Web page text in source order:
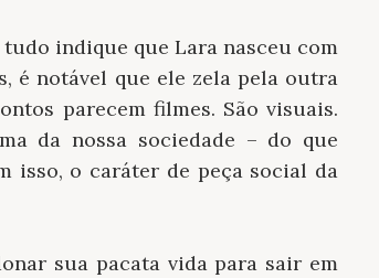
indique que Lara nasceu com
é notável que ele zela pela outra
parecem filmes. São visuais.
da nossa sociedade – do que
isso, o caráter de peça social da
sua pacata vida para sair em